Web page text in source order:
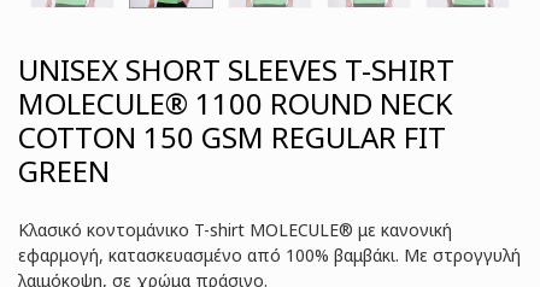
UNISEX SHORT SLEEVES T-SHIRT
MOLECULE® 1100 ROUND NECK
COTTON 150 GSM REGULAR FIT
GREEN
Κλασικό κοντομάνικο T-shirt MOLECULE® με κανονική
εφαρμογή, κατασκευασμένο από 100% βαμβάκι. Με στρογγυλή
λαιμόκοψη, σε χρώμα πράσινο.